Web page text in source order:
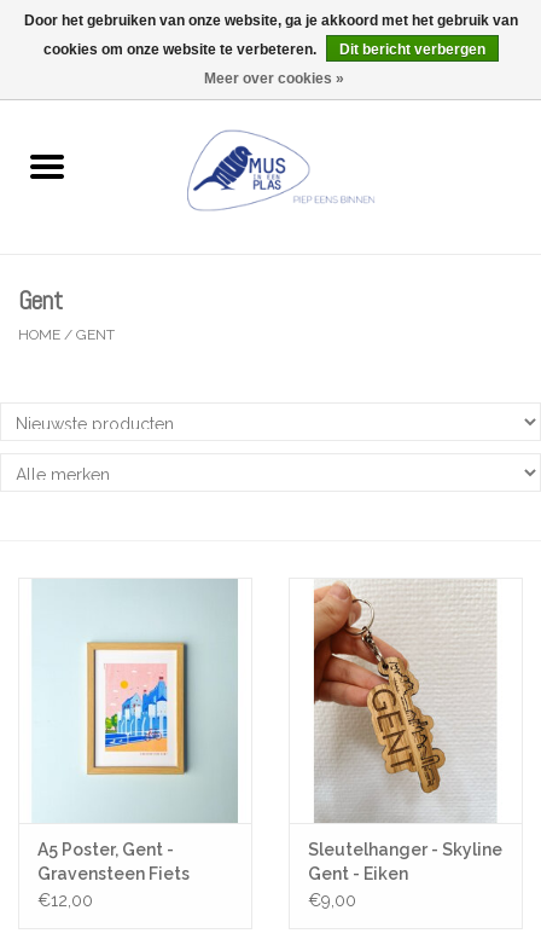
0 Artikelen - €0,00
Wenskaarten
Cadeaubonnen
Gent
HOME / GENT
A5 Poster, Gent -
Gravensteen Fiets
€12,00
Sleutelhanger - Skyline
Gent - Eiken
€9,00
Door het gebruiken van onze website, ga je akkoord met het gebruik van
cookies om onze website te verbeteren.
Dit bericht verbergen
Meer over cookies »
Wij zijn uitzonderlijk gesloten op Do 13/08